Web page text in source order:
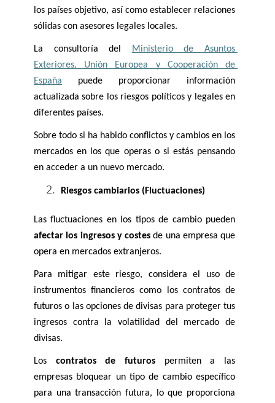
los países objetivo, así como establecer relaciones
sólidas con asesores legales locales.
La consultoría del
Ministerio de Asuntos
Exteriores, Unión Europea y Cooperación de
España puede proporcionar información
actualizada sobre los riesgos políticos y legales en
diferentes países.
Sobre todo si ha habido conflictos y cambios en los
mercados en los que operas o si estás pensando
en acceder a un nuevo mercado.
Riesgos cambiarios (Fluctuaciones)
afectar los ingresos y costes de una empresa que
opera en mercados extranjeros.
Para mitigar este riesgo, considera el uso de
instrumentos financieros como los contratos de
futuros o las opciones de divisas para proteger tus
ingresos contra la volatilidad del mercado de
divisas.
Los contratos de futuros permiten a las
empresas bloquear un tipo de cambio específico
para una transacción futura, lo que proporciona